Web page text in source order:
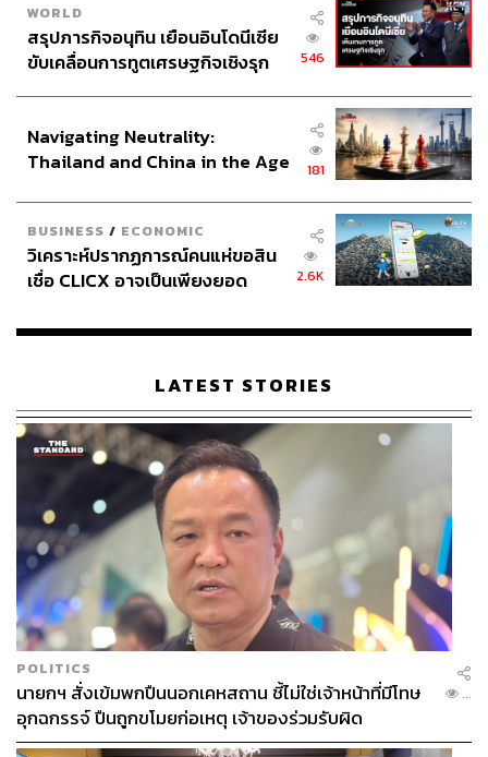
WORLD
สรุปภารกิจอนุทิน เยือนอินโดนีเซีย
ขับเคลื่อนการทูตเศรษฐกิจเชิงรุก
546
Navigating Neutrality:
Thailand and China in the Age
181
BUSINESS / ECONOMIC
วิเคราะห์ปรากฏการณ์คนแห่ขอสิน
เชื่อ CLICX อาจเป็นเพียงยอด
เรือนไทยที่ถูกซุกไว้
2.6K
LATEST STORIES
POLITICS
นายกฯ สั่งเข้มพกปืนนอกเคหสถาน ชี้ไม่ใช่เจ้าหน้าที่มีโทษ
อุกฉกรรจ์ ปืนถูกขโมยก่อเหตุ เจ้าของร่วมรับผิด
...